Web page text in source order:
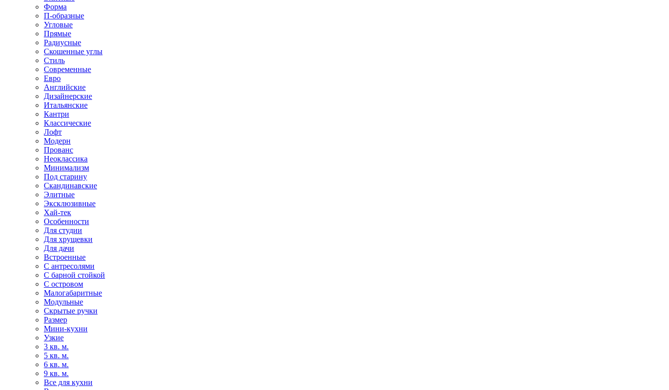
Форма
П-образные
Угловые
Прямые
Радиусные
Скошенные углы
Стиль
Современные
Евро
Английские
Дизайнерские
Итальянские
Кантри
Классические
Лофт
Модерн
Прованс
Неоклассика
Минимализм
Под старину
Скандинавские
Элитные
Эксклюзивные
Хай-тек
Особенности
Для студии
Для хрущевки
Для дачи
Встроенные
С антресолями
С барной стойкой
С островом
Малогабаритные
Модульные
Скрытые ручки
Размер
Мини-кухни
Узкие
3 кв. м.
5 кв. м.
6 кв. м.
9 кв. м.
Все для кухни